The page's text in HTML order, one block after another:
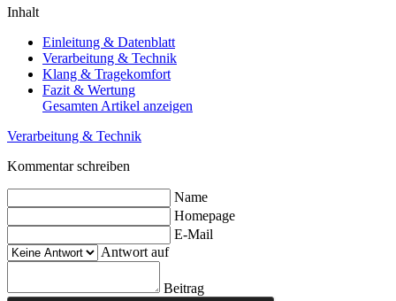
Inhalt
Einleitung & Datenblatt
Verarbeitung & Technik
Klang & Tragekomfort
Fazit & Wertung
Gesamten Artikel anzeigen
Verarbeitung & Technik
Kommentar schreiben
Name
Homepage
E-Mail
Antwort auf
Beitrag